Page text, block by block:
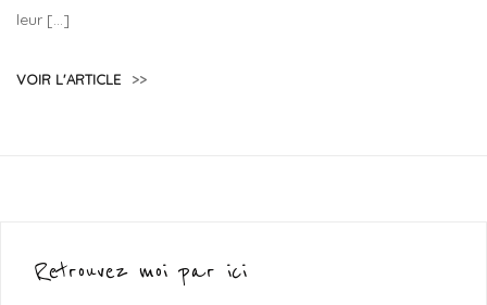
leur […]
VOIR L'ARTICLE >>
Retrouvez moi par ici